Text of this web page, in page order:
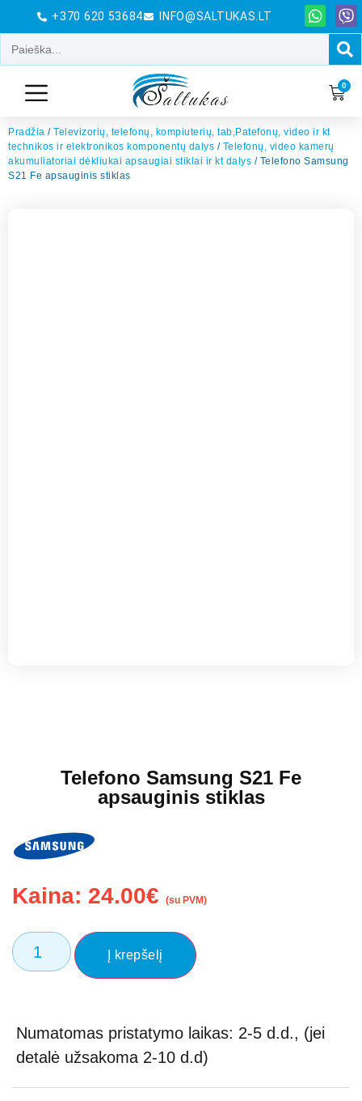
+370 620 53684 INFO@SALTUKAS.LT
0
Pradžia / Televizorių, telefonų, kompiuterių, tab,Patefonų, video ir kt
technikos ir elektronikos komponentų dalys / Telefonų, video kamerų
akumuliatoriai dėkliukai apsaugiai stiklai ir kt dalys / Telefono Samsung
S21 Fe apsauginis stiklas
Telefono Samsung S21 Fe
apsauginis stiklas
Kaina: 24.00€ (su PVM)
Į krepšelį
Numatomas pristatymo laikas: 2-5 d.d., (jei
detalė užsakoma 2-10 d.d)